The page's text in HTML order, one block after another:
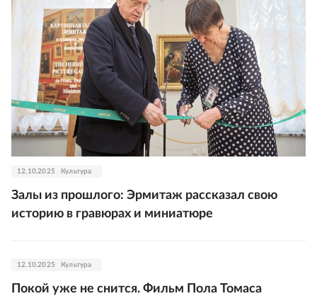
12.10.2025 Культура
Залы из прошлого: Эрмитаж рассказал свою
историю в гравюрах и миниатюре
12.10.2025 Культура
Покой уже не снится. Фильм Пола Томаса